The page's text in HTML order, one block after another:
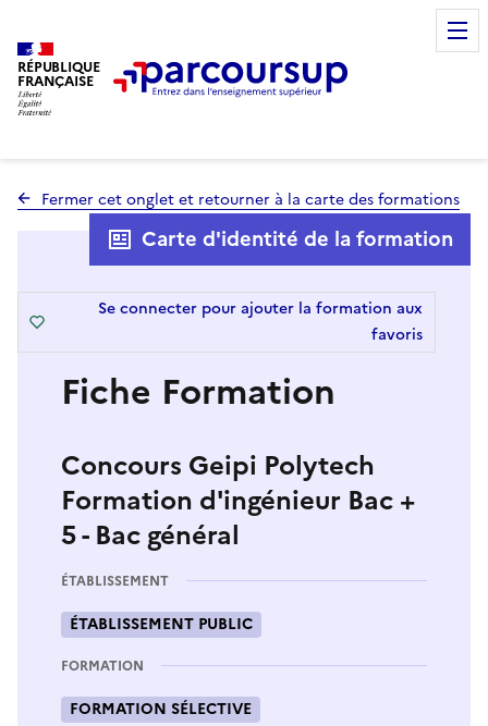
RÉPUBLIQUE
FRANÇAISE
Fermer cet onglet et retourner à la carte des formations
Fiche Formation
Concours Geipi Polytech
Formation d'ingénieur Bac +
5 - Bac général
ÉTABLISSEMENT
ÉTABLISSEMENT PUBLIC
FORMATION
FORMATION SÉLECTIVE
Carte d'identité de la formation
Se connecter pour ajouter la formation aux
favoris